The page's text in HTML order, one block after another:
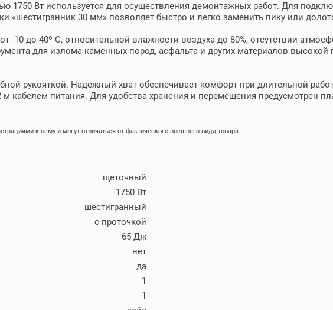
Вт используется для осуществления демонтажных работ. Для
«шестигранник 30 мм» позволяет быстро и легко заменить пику или
-10 до 40º C, относительной влажности воздуха до 80%, отсутствии
для излома каменных пород, асфальта и других материалов высокой
рукояткой. Надежный хват обеспечивает комфорт при длительной
кабелем питания. Для удобства хранения и перемещения предусмотрен
к нему и могут отличаться от фактического внешнего вида товара
щеточный
1750 Вт
шестигранный
с проточкой
65 Дж
нет
да
1
1